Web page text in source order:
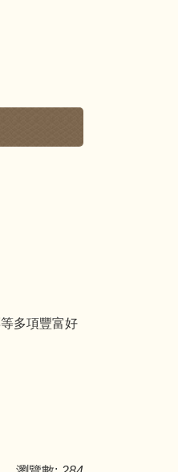
多項豐富好